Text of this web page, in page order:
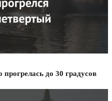
до 30 градусов